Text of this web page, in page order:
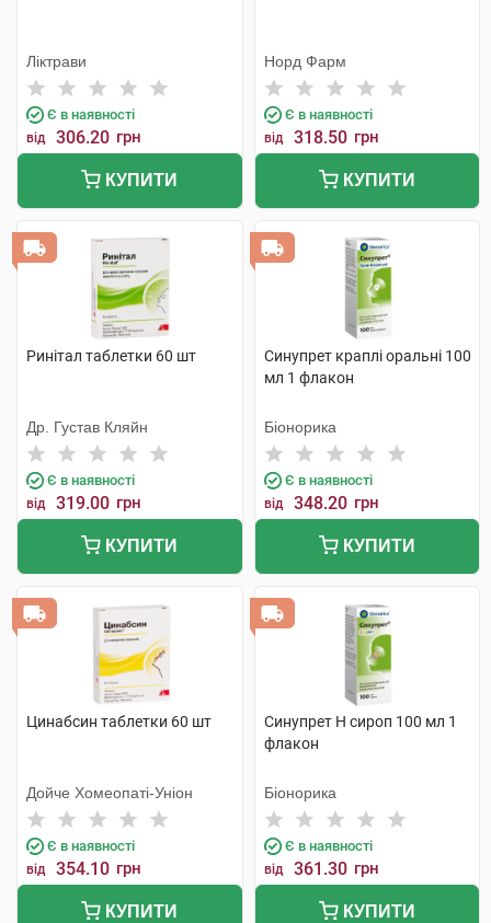
Ліктрави
Є в наявності
від 306.20 грн
КУПИТИ
Норд Фарм
Є в наявності
від 318.50 грн
КУПИТИ
Ринітал таблетки 60 шт
Др. Густав Кляйн
Є в наявності
від 319.00 грн
КУПИТИ
Синупрет краплі оральні 100
мл 1 флакон
Біонорика
Є в наявності
від 348.20 грн
КУПИТИ
Цинабсин таблетки 60 шт
Дойче Хомеопаті-Уніон
Є в наявності
від 354.10 грн
КУПИТИ
Синупрет Н сироп 100 мл 1
флакон
Біонорика
Є в наявності
від 361.30 грн
КУПИТИ